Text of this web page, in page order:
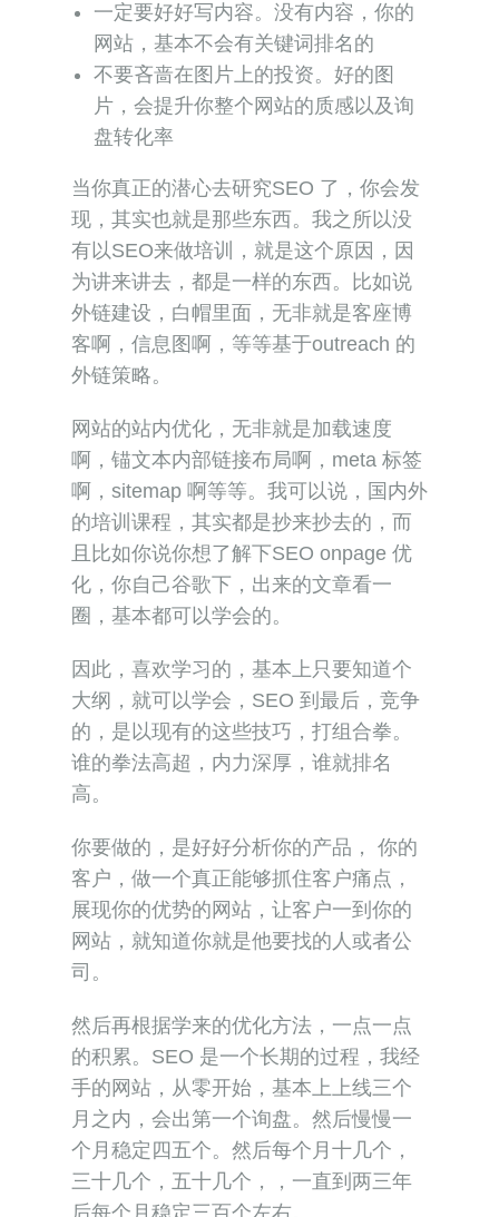
一定要好好写内容。没有内容，你的
网站，基本不会有关键词排名的
不要吝啬在图片上的投资。好的图
片，会提升你整个网站的质感以及询
盘转化率
当你真正的潜心去研究SEO 了，你会发
现，其实也就是那些东西。我之所以没
有以SEO来做培训，就是这个原因，因
为讲来讲去，都是一样的东西。比如说
外链建设，白帽里面，无非就是客座博
客啊，信息图啊，等等基于outreach 的
外链策略。
网站的站内优化，无非就是加载速度
啊，锚文本内部链接布局啊，meta 标签
啊，sitemap 啊等等。我可以说，国内外
的培训课程，其实都是抄来抄去的，而
且比如你说你想了解下SEO onpage 优
化，你自己谷歌下，出来的文章看一
圈，基本都可以学会的。
因此，喜欢学习的，基本上只要知道个
大纲，就可以学会，SEO 到最后，竞争
的，是以现有的这些技巧，打组合拳。
谁的拳法高超，内力深厚，谁就排名
高。
你要做的，是好好分析你的产品， 你的
客户，做一个真正能够抓住客户痛点，
展现你的优势的网站，让客户一到你的
网站，就知道你就是他要找的人或者公
司。
然后再根据学来的优化方法，一点一点
的积累。SEO 是一个长期的过程，我经
手的网站，从零开始，基本上上线三个
月之内，会出第一个询盘。然后慢慢一
个月稳定四五个。然后每个月十几个，
三十几个，五十几个，，一直到两三年
后每个月稳定三百个左右。